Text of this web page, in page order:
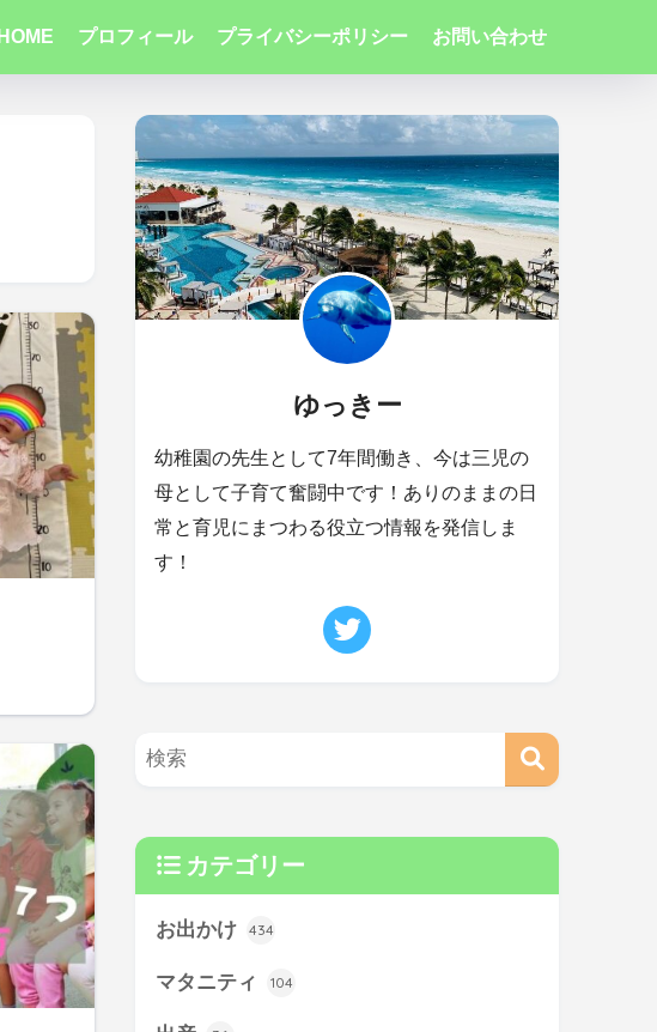
HOME プロフィール プライバシーポリシー お問い合わせ
ゆっきー
幼稚園の先生として7年間働き、今は三児の
母として子育て奮闘中です！ありのままの日
常と育児にまつわる役立つ情報を発信しま
す！
カテゴリー
お出かけ 434
マタニティ 104